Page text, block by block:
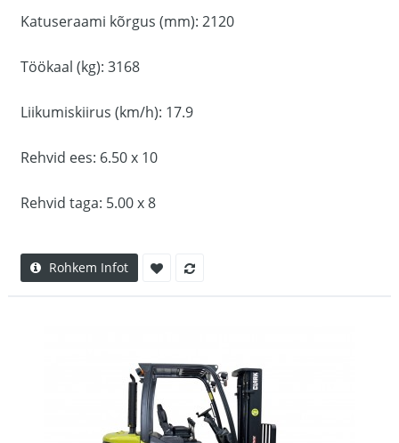
Katuseraami kõrgus (mm): 2120
Töökaal (kg): 3168
Liikumiskiirus (km/h): 17.9
Rehvid ees: 6.50 x 10
Rehvid taga: 5.00 x 8
Rohkem Infot